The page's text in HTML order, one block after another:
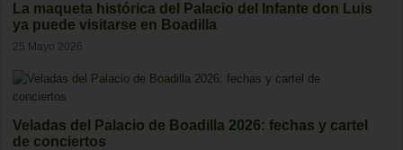
La maqueta histórica del Palacio del Infante don Luis
ya puede visitarse en Boadilla
25 Mayo 2026
Veladas del Palacio de Boadilla 2026: fechas y cartel
de conciertos